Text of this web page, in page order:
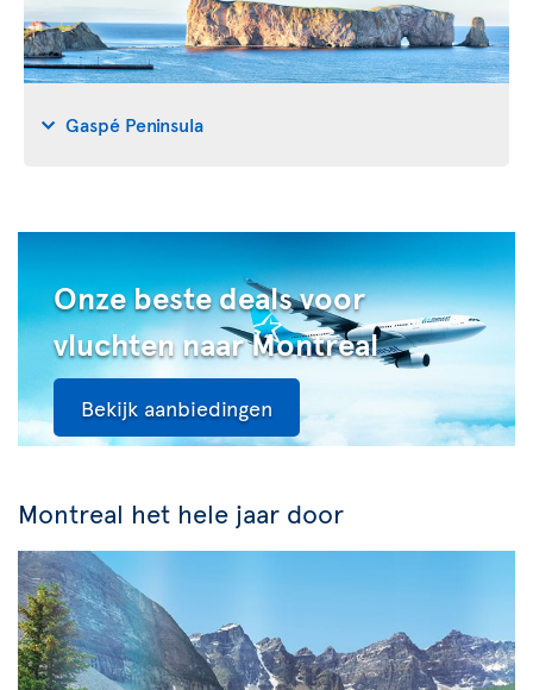
Gaspé Peninsula
Onze beste deals voor
vluchten naar Montreal
Bekijk aanbiedingen
Montreal het hele jaar door